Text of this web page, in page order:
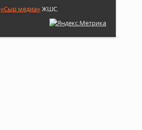
«Сыр медиа»ЖШС.